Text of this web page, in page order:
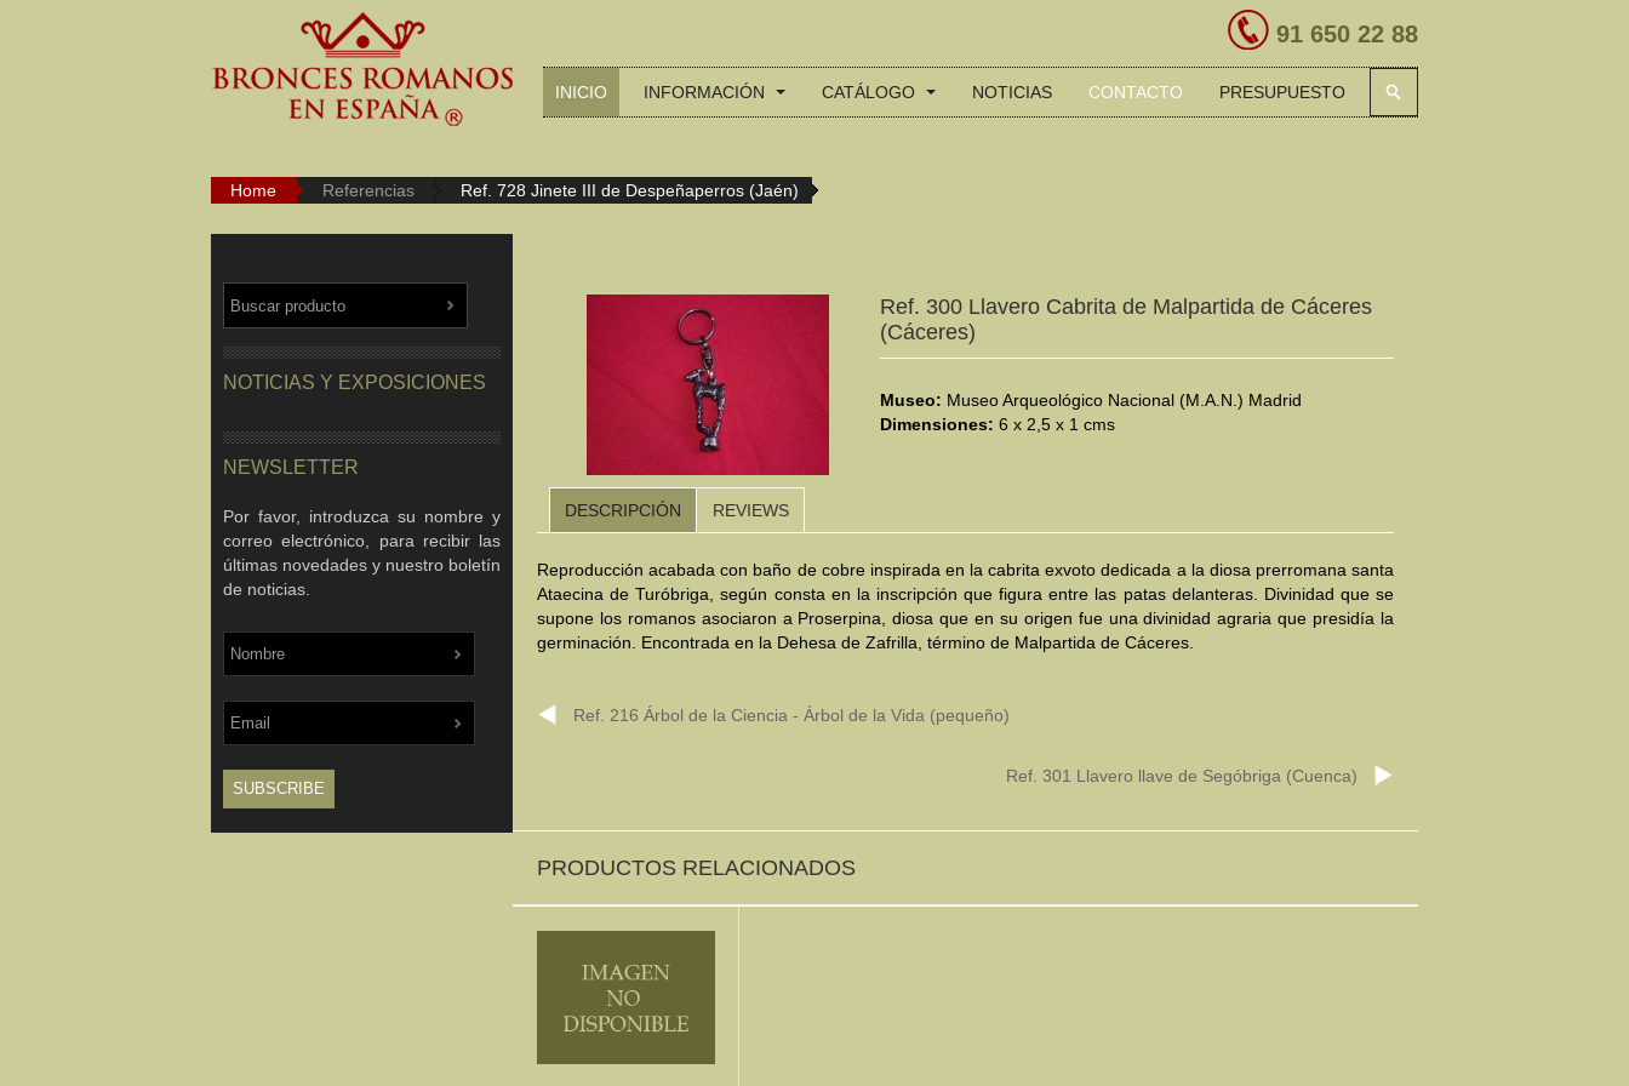
INICIO INFORMACIÓN CATÁLOGO NOTICIAS CONTACTO PRESUPUESTO
91 650 22 88
Home Referencias Ref. 728 Jinete III de Despeñaperros (Jaén)
Ref. 300 Llavero Cabrita de Malpartida de Cáceres
(Cáceres)
Museo: Museo Arqueológico Nacional (M.A.N.) Madrid
Dimensiones: 6 x 2,5 x 1 cms
DESCRIPCIÓN REVIEWS
Reproducción acabada con baño de cobre inspirada en la cabrita exvoto dedicada a la diosa prerromana santa
Ataecina de Turóbriga, según consta en la inscripción que figura entre las patas delanteras. Divinidad que se
supone los romanos asociaron a Proserpina, diosa que en su origen fue una divinidad agraria que presidía la
germinación. Encontrada en la Dehesa de Zafrilla, término de Malpartida de Cáceres.
Ref. 216 Árbol de la Ciencia - Árbol de la Vida (pequeño)
Ref. 301 Llavero llave de Segóbriga (Cuenca)
PRODUCTOS RELACIONADOS
NOTICIAS Y EXPOSICIONES
NEWSLETTER
Por favor, introduzca su nombre y
correo electrónico, para recibir las
últimas novedades y nuestro boletín
de noticias.